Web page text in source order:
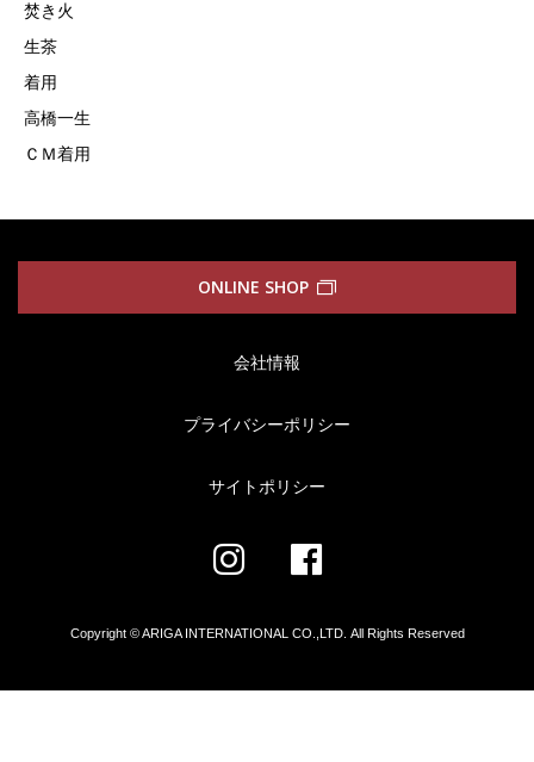
焚き火
生茶
着用
高橋一生
ＣＭ着用
ONLINE SHOP
会社情報
プライバシーポリシー
サイトポリシー
Copyright © ARIGA INTERNATIONAL CO.,LTD. All Rights Reserved